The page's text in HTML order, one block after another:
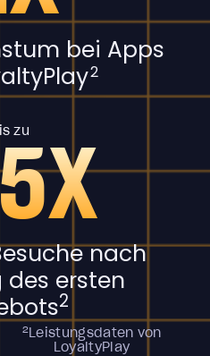
bei Apps
2
zu
nach
des ersten
2
2Leistungsdaten von
LoyaltyPlay